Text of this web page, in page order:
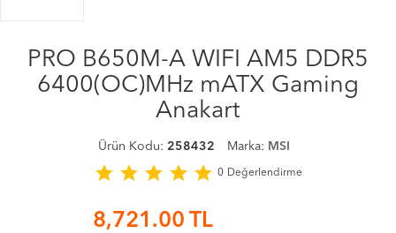
PRO B650M-A WIFI AM5 DDR5
6400(OC)MHz mATX Gaming
Anakart
Ürün Kodu: 258432 Marka: MSI
star star star star star 0 Değerlendirme
8,721.00 TL